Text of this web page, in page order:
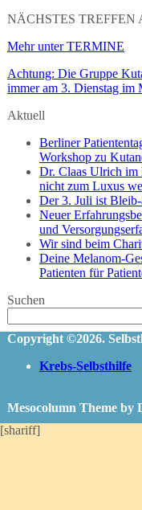
NÄCHSTES TREFFEN
Mehr unter TERMINE
Achtung: Die Gruppe
immer am 3. Dienstag im
Aktuell
Berliner
Workshop zu
Dr. Claas Ulrich im
nicht zum Luxus
Der 3. Juli ist
Neuer
und
Wir sind beim
Deine Melanom-
Patienten für
Suchen
Copyright ©2026.
Krebs-Selbsthilfe
Mesocolumn Theme by
[shariff]